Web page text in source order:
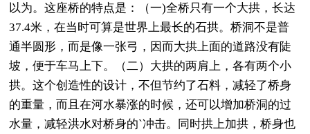
以为。这座桥的特点是：（一)全桥只有一个大拱，长达
37.4米，在当时可算是世界上最长的石拱。桥洞不是普
通半圆形，而是像一张弓，因而大拱上面的道路没有陡
坡，便于车马上下。（二）大拱的两肩上，各有两个小
拱。这个创造性的设计，不但节约了石料，减轻了桥身
的重量，而且在河水暴涨的时候，还可以增加桥洞的过
水量，减轻洪水对桥身的`冲击。同时拱上加拱，桥身也